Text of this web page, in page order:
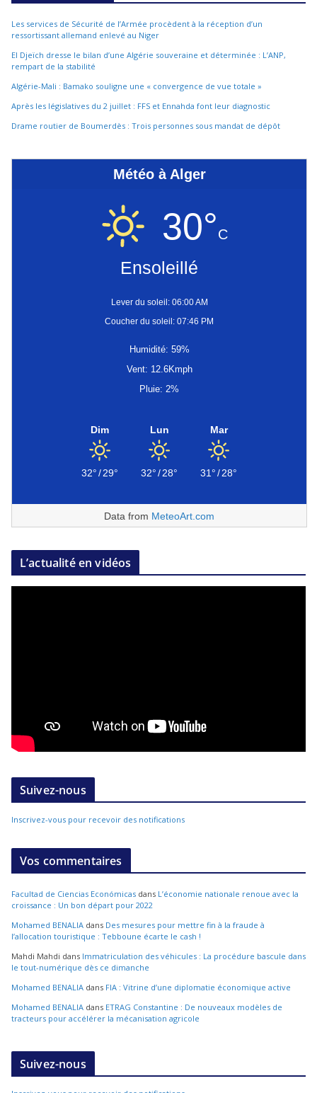
Les services de Sécurité de l’Armée procèdent à la réception d’un
ressortissant allemand enlevé au Niger
El Djeïch dresse le bilan d’une Algérie souveraine et déterminée : L’ANP,
rempart de la stabilité
Algérie-Mali : Bamako souligne une « convergence de vue totale »
Après les législatives du 2 juillet : FFS et Ennahda font leur diagnostic
Drame routier de Boumerdès : Trois personnes sous mandat de dépôt
Météo à Alger
30°C
Ensoleillé
Lever du soleil: 06:00 AM
Coucher du soleil: 07:46 PM
Humidité: 59%
Vent: 12.6Kmph
Pluie: 2%
Dim
32°/29°
Lun
32°/28°
Mar
31°/28°
Data from MeteoArt.com
L’actualité en vidéos
Suivez-nous
Inscrivez-vous pour recevoir des notifications
Vos commentaires
Facultad de Ciencias Económicas dans L’économie nationale renoue avec la
croissance : Un bon départ pour 2022
Mohamed BENALIA dans Des mesures pour mettre fin à la fraude à
l’allocation touristique : Tebboune écarte le cash !
Mahdi Mahdi dans Immatriculation des véhicules : La procédure bascule dans
le tout-numérique dès ce dimanche
Mohamed BENALIA dans FIA : Vitrine d’une diplomatie économique active
Mohamed BENALIA dans ETRAG Constantine : De nouveaux modèles de
tracteurs pour accélérer la mécanisation agricole
Suivez-nous